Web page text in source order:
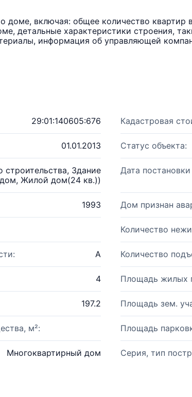
включая: общее количество квартир
детальные характеристики строения,
информация об управляющей
29:01:140605:676 Кадастровая
01.01.2013 Статус объекта:
строительства, Здание
Жилой дом(24 кв.))
Дата постановки
1993 Дом признан
Количество
A Количество
4 Площадь жилых
197.2 Площадь зем.
м²: Площадь
Многоквартирный дом Серия, тип